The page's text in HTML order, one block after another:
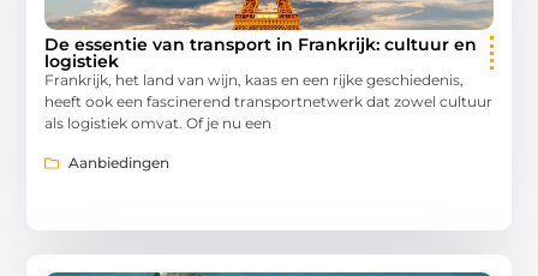
De essentie van transport in Frankrijk: cultuur en
logistiek
Frankrijk, het land van wijn, kaas en een rijke geschiedenis,
heeft ook een fascinerend transportnetwerk dat zowel cultuur
als logistiek omvat. Of je nu een
Aanbiedingen